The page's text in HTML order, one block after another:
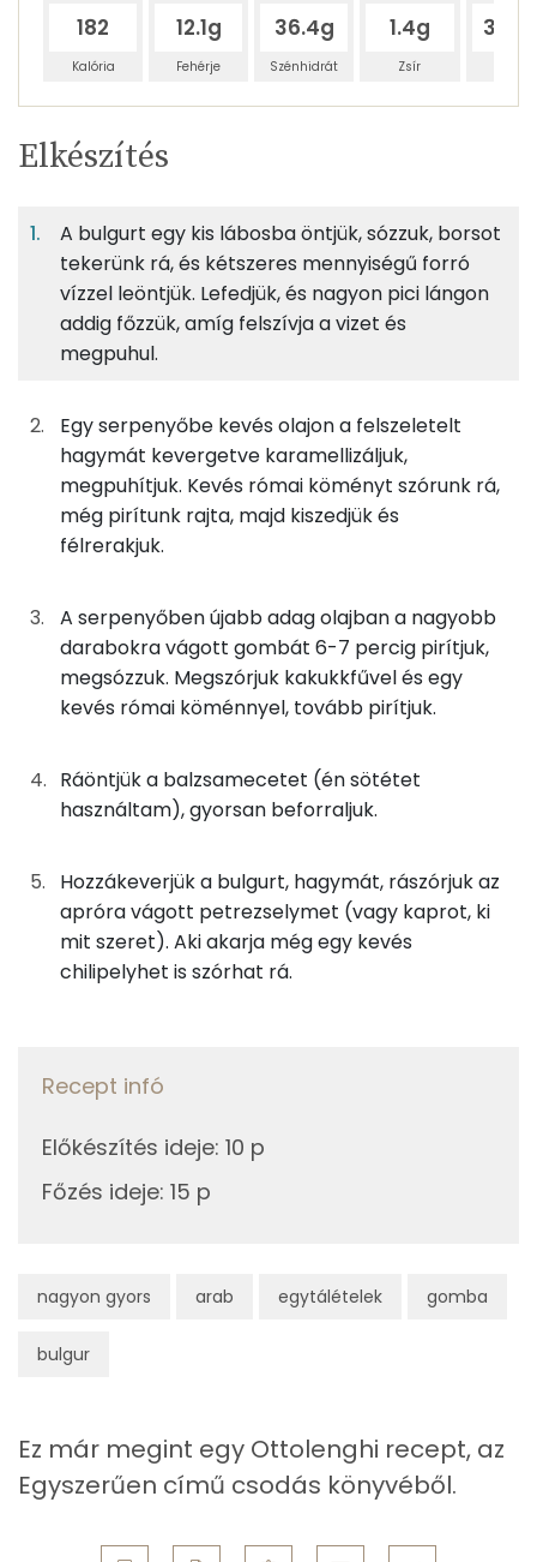
nagyon gyors arab egytálételek gomba
bulgur
182
Kalória
12.1g
Fehérje
36.4g
Szénhidrát
1.4g
Zsír
Egy
adagban
3%
Fehérje
10%
Szénhidrát
0%
Zsír
25g bulgur
86 kcal
250ggomba
53 kcal
0g kakukkfű
0grómai kömény
5g balzsamecet
4 kcal
23g petrezselyem 8 kcal
TÁPANYAGTARTALOM
Egy
adagban
2
adagban
100
grammban
3%
Fehérje
10%
0%
Foszfor
Magnézium
Kálcium
Nátrium
Szelén
TOP vitaminok
C vitamin:
Niacin - B3 vitamin:
Lut-zea
β-karotin
Összesen
Zsír
Telített zsírsav
Koleszterin
0 mg
Elkészítés
A bulgurt egy kis lábosba öntjük, sózzuk, borsot
tekerünk rá, és kétszeres mennyiségű forró
vízzel leöntjük. Lefedjük, és nagyon pici lángon
addig főzzük, amíg felszívja a vizet és
megpuhul.
Egy serpenyőbe kevés olajon a felszeletelt
hagymát kevergetve karamellizáljuk,
megpuhítjuk. Kevés római köményt szórunk rá,
még pirítunk rajta, majd kiszedjük és
félrerakjuk.
A serpenyőben újabb adag olajban a nagyobb
darabokra vágott gombát 6-7 percig pirítjuk,
megsózzuk. Megszórjuk kakukkfűvel és egy
kevés római köménnyel, tovább pirítjuk.
Ráöntjük a balzsamecetet (én sötétet
használtam), gyorsan beforraljuk.
Hozzákeverjük a bulgurt, hagymát, rászórjuk az
apróra vágott petrezselymet (vagy kaprot, ki
mit szeret). Aki akarja még egy kevés
chilipelyhet is szórhat rá.
Recept infó
Előkészítés ideje: 10 p
Főzés ideje: 15 p
Ez már megint egy Ottolenghi recept, az
Egyszerűen című csodás könyvéből.